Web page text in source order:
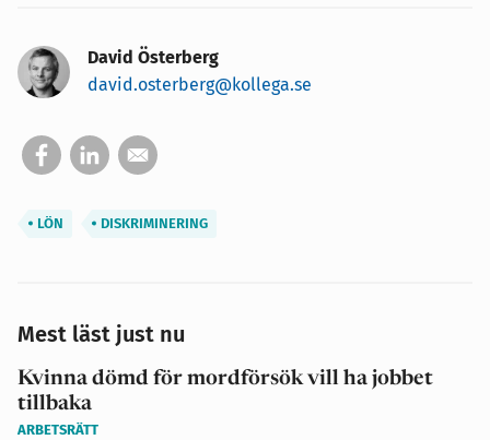
David Österberg
david.osterberg@kollega.se
LÖN DISKRIMINERING
Mest läst just nu
Kvinna dömd för mordförsök vill ha jobbet
tillbaka
ARBETSRÄTT